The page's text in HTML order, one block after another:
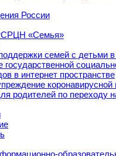
России
«Семья»
семей с детьми
государственной
в интернет пространстве
коронавирусной
родителей по переходу